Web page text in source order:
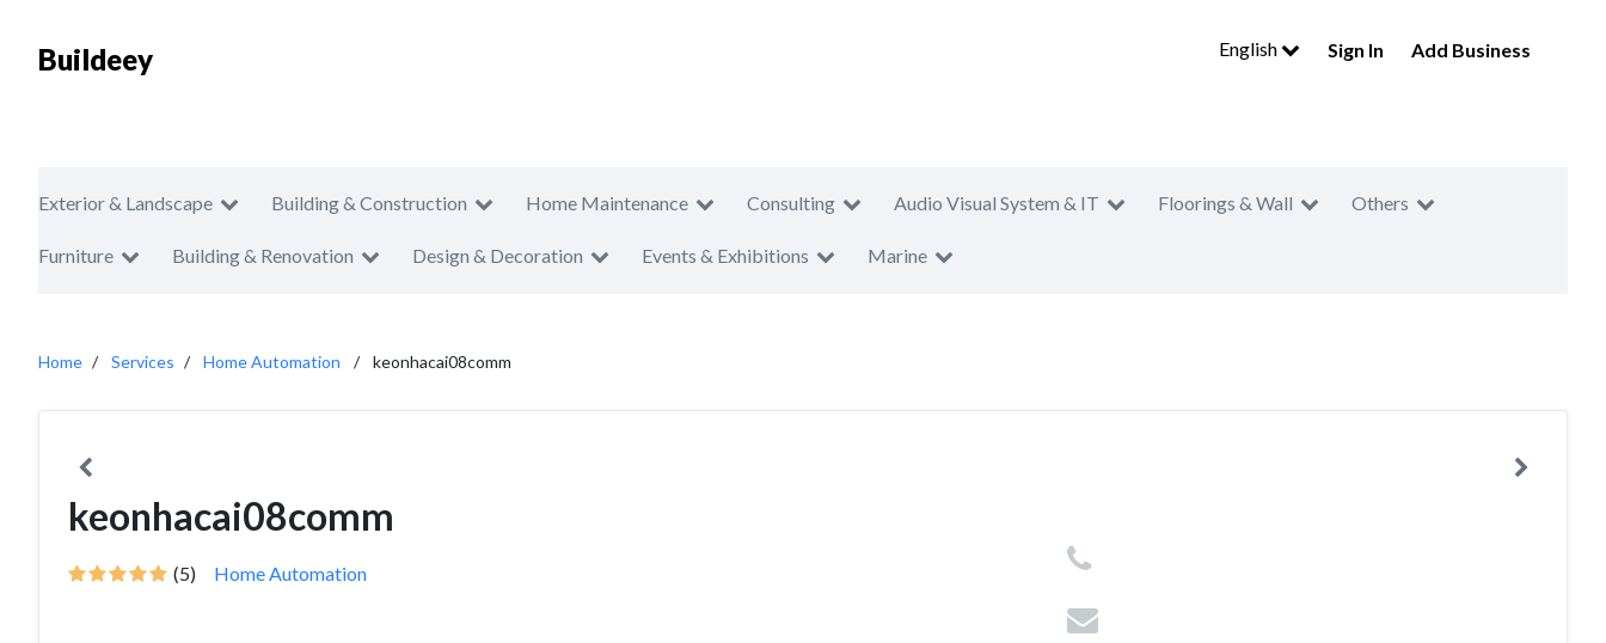
Buildeey English Sign In Add Business
Exterior & Landscape Building & Construction Home Maintenance Consulting Audio Visual System & IT Floorings & Wall Others
Furniture Building & Renovation Design & Decoration Events & Exhibitions Marine
Home Services Home Automation keonhacai08comm
keonhacai08comm
(5) Home Automation